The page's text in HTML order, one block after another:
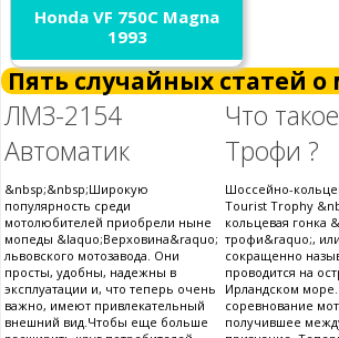
Honda VF 750C Magna
1993
Пять случайных статей
ЛМЗ-2154
Автоматик
&nbsp;&nbsp;Широкую
популярность среди
мотолюбителей приобрели ныне
мопеды &laquo;Верховина&raquo;
львовского мотозавода. Они
просты, удобны, надежны в
эксплуатации и, что теперь очень
важно, имеют привлекательный
внешний вид.Чтобы еще больше
Что
Трофи ?
Шоссейно-
Tourist Trophy
кольцевая гонка
трофи&raquo;,
сокращенно
проводится на
Ирландском
соревнование
получившее